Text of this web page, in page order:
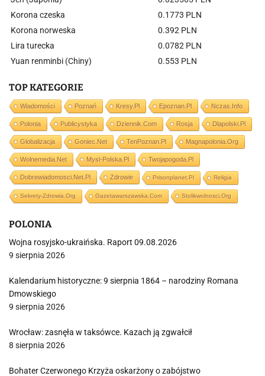
Korona czeska
0.1773 PLN
Korona norweska
0.392 PLN
Lira turecka
0.0782 PLN
Yuan renminbi (Chiny)
0.553 PLN
TOP KATEGORIE
Wiadomości Poznań Kresy.pl Epoznan.pl Nczas.info
Polonia Publicystyka Dziennik.com Rosja Dlapolski.pl
Globalizacja Goniec.net TenPoznan.pl Magnapolonia.org
Wolnemedia.net Mysl-Polska.pl Twojapogoda.pl
Dobrewiadomosci.net.pl Zdrowie Prisonplanet.pl Religia
Sekrety-Zdrowia.org Gazetawarszawska.com Stolikwolnosci.org
POLONIA
Wojna rosyjsko-ukraińska. Raport 09.08.2026
9 sierpnia 2026
Kalendarium historyczne: 9 sierpnia 1864 – narodziny Romana
Dmowskiego
9 sierpnia 2026
Wrocław: zasnęła w taksówce. Kazach ją zgwałcił
8 sierpnia 2026
Bohater Czerwonego Krzyża oskarżony o zabójstwo